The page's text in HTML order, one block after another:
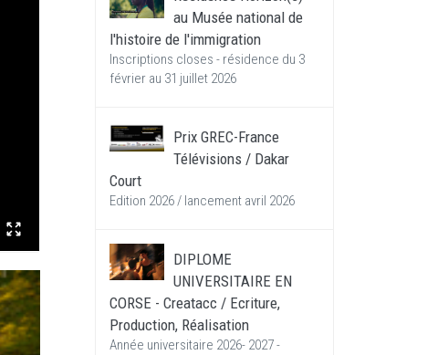
au Musée national de
l'histoire de l'immigration
Inscriptions closes - résidence du 3
février au 31 juillet 2026
Prix GREC-France
Télévisions / Dakar
Court
Edition 2026 / lancement avril 2026
DIPLOME
UNIVERSITAIRE EN
CORSE - Creatacc / Ecriture,
Production, Réalisation
Année universitaire 2026- 2027 -